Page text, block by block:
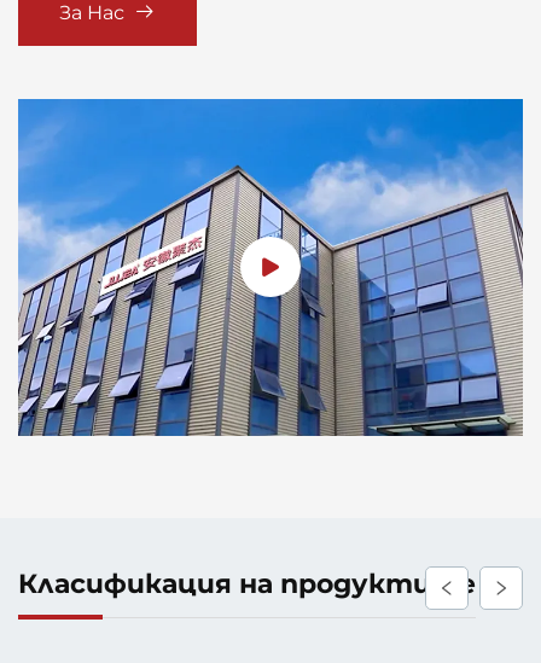
За Нас
Класификация на продуктите